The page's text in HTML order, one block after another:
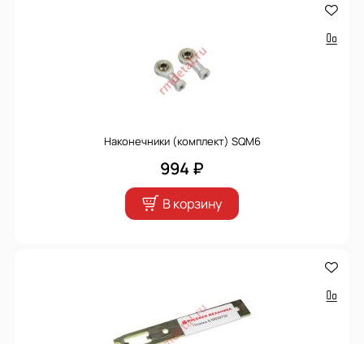
Наконечники (комплект) SQM6
994 ₽
В корзину